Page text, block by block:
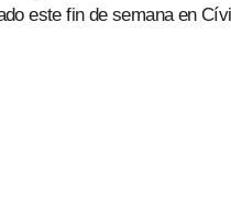
este fin de semana en